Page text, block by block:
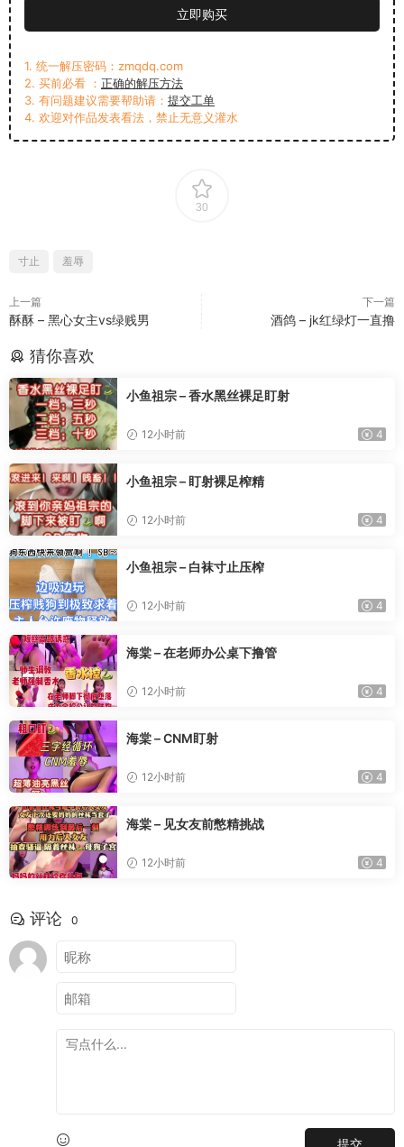
立即购买
1. 统一解压密码：zmqdq.com
2. 买前必看 ： 正确的解压方法
3. 有问题建议需要帮助请： 提交工单
4. 欢迎对作品发表看法，禁止无意义灌水
30
寸止 羞辱
上一篇
酥酥 – 黑心女主vs绿贱男
下一篇
酒鸽 – jk红绿灯一直撸
猜你喜欢
小鱼祖宗 – 香水黑丝裸足盯射
12小时前 4
小鱼祖宗 – 盯射裸足榨精
12小时前 4
小鱼祖宗 – 白袜寸止压榨
12小时前 4
海棠 – 在老师办公桌下撸管
12小时前 4
海棠 – CNM盯射
12小时前 4
海棠 – 见女友前憋精挑战
12小时前 4
评论 0
提交